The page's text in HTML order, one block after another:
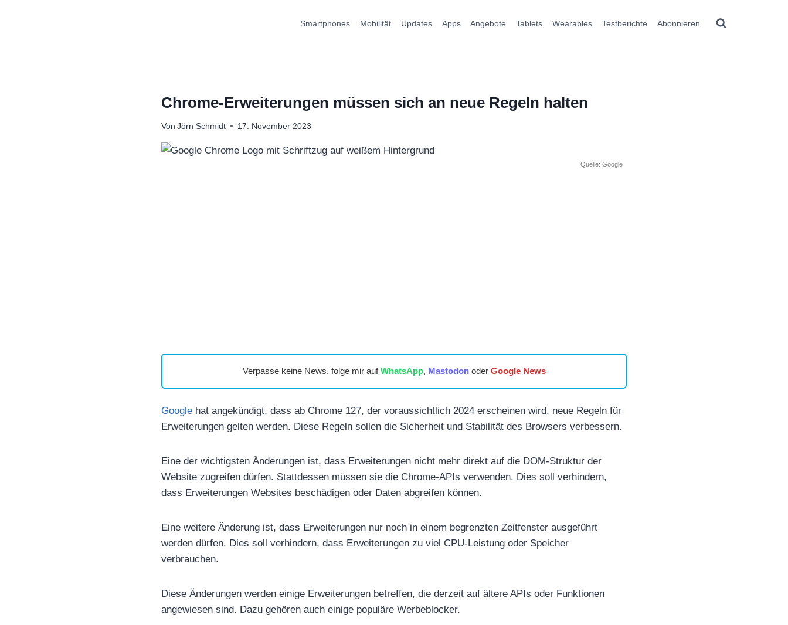
Smartphones Mobilität Updates Apps Angebote Tablets Wearables Testberichte Abonnieren
Chrome-Erweiterungen müssen sich an neue Regeln halten
Von Jörn Schmidt 17. November 2023
Quelle: Google
Verpasse keine News, folge mir aufWhatsApp, Mastodonoder Google News
Google hat angekündigt, dass ab Chrome 127, der voraussichtlich 2024 erscheinen wird, neue Regeln für
Erweiterungen gelten werden. Diese Regeln sollen die Sicherheit und Stabilität des Browsers verbessern.
Eine der wichtigsten Änderungen ist, dass Erweiterungen nicht mehr direkt auf die DOM-Struktur der
Website zugreifen dürfen. Stattdessen müssen sie die Chrome-APIs verwenden. Dies soll verhindern,
dass Erweiterungen Websites beschädigen oder Daten abgreifen können.
Eine weitere Änderung ist, dass Erweiterungen nur noch in einem begrenzten Zeitfenster ausgeführt
werden dürfen. Dies soll verhindern, dass Erweiterungen zu viel CPU-Leistung oder Speicher
verbrauchen.
Diese Änderungen werden einige Erweiterungen betreffen, die derzeit auf ältere APIs oder Funktionen
angewiesen sind. Dazu gehören auch einige populäre Werbeblocker.